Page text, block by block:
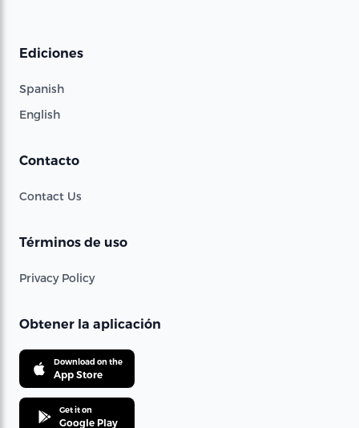
Ediciones
Spanish
English
Contacto
Contact Us
Términos de uso
Privacy Policy
Obtener la aplicación
Download on the
App Store
Get it on
Google Play